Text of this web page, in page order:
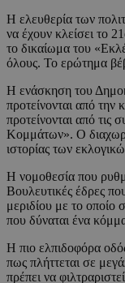
Η ελευθερία των
να έχουν κλείσει το
το δικαίωμα του
όλους. Το ερώτημα
Η ενάσκηση του
προτείνονται από
προτείνονται από
Κομμάτων». Ο
ιστορίας των
Η νομοθεσία που
Βουλευτικές έδρες
μεριδίου με το
που δύναται ένα
Η πιο ελπιδοφόρα
πως πλήττεται σε
πρέπει να